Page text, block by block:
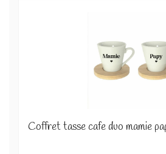
Coffret tasse cafe duo mamie